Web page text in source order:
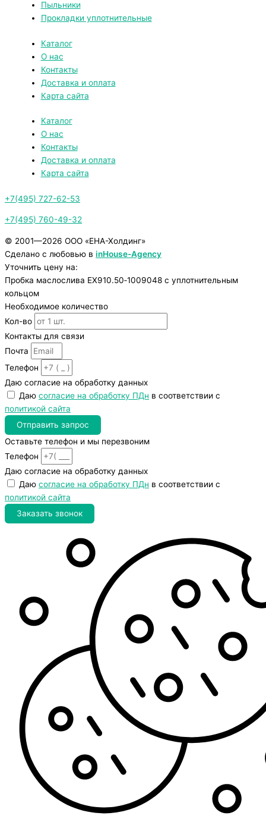
Пыльники
Прокладки уплотнительные
Каталог
О нас
Контакты
Доставка и оплата
Карта сайта
Каталог
О нас
Контакты
Доставка и оплата
Карта сайта
+7(495) 727-62-53
+7(495) 760-49-32
© 2001—2026 ООО «ЕНА-Холдинг»
Сделано с любовью в inHouse-Agency
Уточнить цену на:
Пробка маслослива ЕХ910.50‑1009048 с уплотнительным
кольцом
Необходимое количество
Кол-во
Контакты для связи
Почта
Телефон
Даю согласие на обработку данных
Даю согласие на обработку ПДн в соответствии с
политикой сайта
Отправить запрос
Оставьте телефон и мы перезвоним
Телефон
Даю согласие на обработку данных
Даю согласие на обработку ПДн в соответствии с
политикой сайта
Заказать звонок